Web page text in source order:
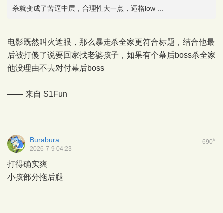
杀就变成了苦逼中层，合理性大一点，逼格low ...
电影既然叫火遮眼，那么暴走杀全家更符合标题，结合他最
后被打傻了说要回家找老婆孩子，如果有个幕后boss杀全家
他没理由不去对付幕后boss
—— 来自 S1Fun
690#
Burabura
2026-7-9 04:23
打得确实爽
小孩部分拖后腿